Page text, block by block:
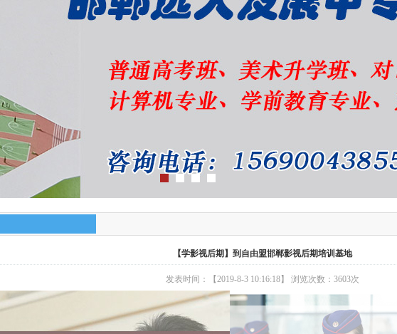
【学影视后期】到自由盟邯郸影视后期培训基地
发表时间：【2019-8-3 10:16:18】 浏览次数：3603次